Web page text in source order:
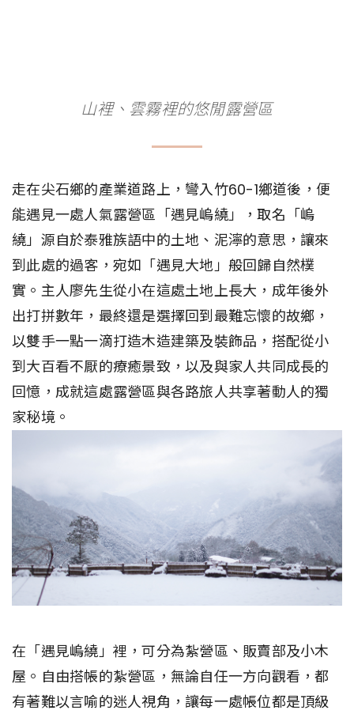
山裡、雲霧裡的悠閒露營區
走在尖石鄉的產業道路上，彎入竹60-1鄉道後，便
能遇見一處人氣露營區「遇見嵨繞」，取名「嵨
繞」源自於泰雅族語中的土地、泥濘的意思，讓來
到此處的過客，宛如「遇見大地」般回歸自然樸
實。主人廖先生從小在這處土地上長大，成年後外
出打拼數年，最終還是選擇回到最難忘懷的故鄉，
以雙手一點一滴打造木造建築及裝飾品，搭配從小
到大百看不厭的療癒景致，以及與家人共同成長的
回憶，成就這處露營區與各路旅人共享著動人的獨
家秘境。
在「遇見嵨繞」裡，可分為紮營區、販賣部及小木
屋。自由搭帳的紮營區，無論自任一方向觀看，都
有著難以言喻的迷人視角，讓每一處帳位都是頂級